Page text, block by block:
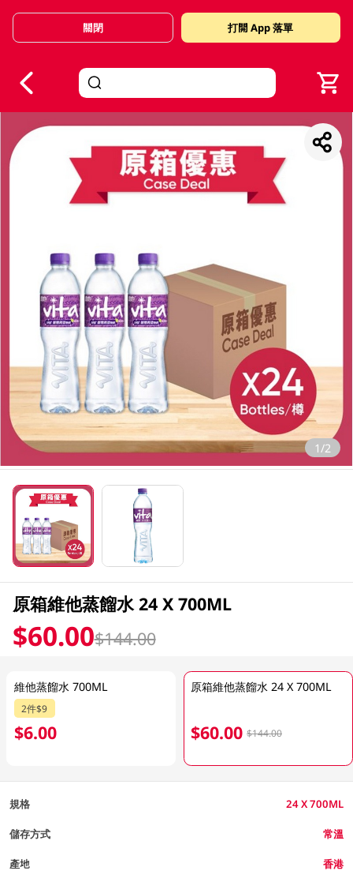
Valid Until 30 June 2026
關閉 打開 App 落單
1/2
原箱維他蒸餾水 24 X 700ML
$60.00$144.00
維他蒸餾水 700ML
2件$9
$6.00
原箱維他蒸餾水 24 X 700ML
$60.00 $144.00
規格 24 X 700ML
儲存方式 常溫
產地 香港